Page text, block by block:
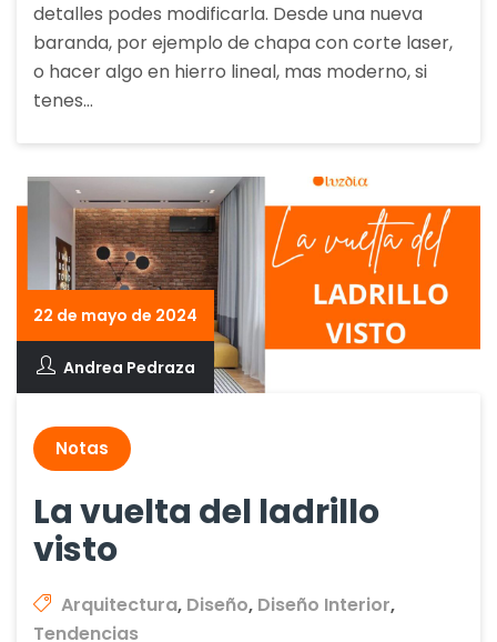
detalles podes modificarla. Desde una nueva
baranda, por ejemplo de chapa con corte laser,
o hacer algo en hierro lineal, mas moderno, si
tenes…
22 de mayo de 2024
Andrea Pedraza
Notas
La vuelta del ladrillo
visto
Arquitectura, Diseño, Diseño Interior,
Tendencias